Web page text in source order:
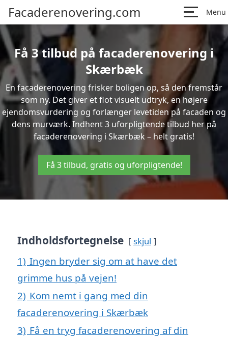
Facaderenovering.com Menu
Få 3 tilbud på facaderenovering i
Skærbæk
En facaderenovering frisker boligen op, så den fremstår
som ny. Det giver et flot visuelt udtryk, en højere
ejendomsvurdering og forlænger levetiden på facaden og
dens murværk. Indhent 3 uforpligtende tilbud her på
facaderenovering i Skærbæk – helt gratis!
Få 3 tilbud, gratis og uforpligtende!
Indholdsfortegnelse skjul
1) Ingen bryder sig om at have det
grimme hus på vejen!
2) Kom nemt i gang med din
facaderenovering i Skærbæk
3) Få en tryg facaderenovering af din